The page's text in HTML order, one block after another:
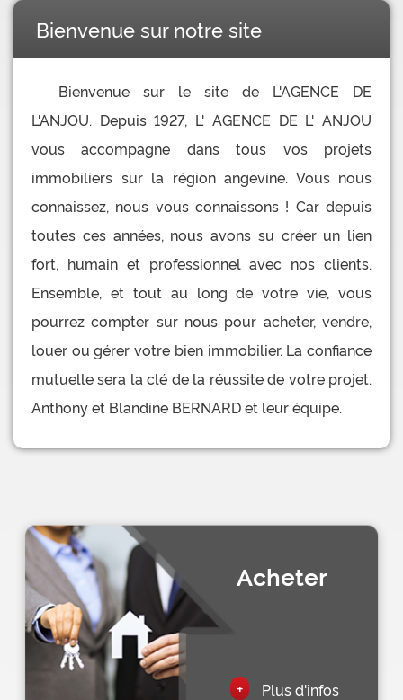
Bienvenue sur notre site
Bienvenue sur le site de L'AGENCE DE
L'ANJOU. Depuis 1927, L' AGENCE DE L' ANJOU
vous accompagne dans tous vos projets
immobiliers sur la région angevine. Vous nous
connaissez, nous vous connaissons ! Car depuis
toutes ces années, nous avons su créer un lien
fort, humain et professionnel avec nos clients.
Ensemble, et tout au long de votre vie, vous
pourrez compter sur nous pour acheter, vendre,
louer ou gérer votre bien immobilier. La confiance
mutuelle sera la clé de la réussite de votre projet.
Anthony et Blandine BERNARD et leur équipe.
Acheter
+ Plus d'infos